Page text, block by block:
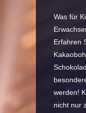
Was für
Erfahren
werden!
nicht nur